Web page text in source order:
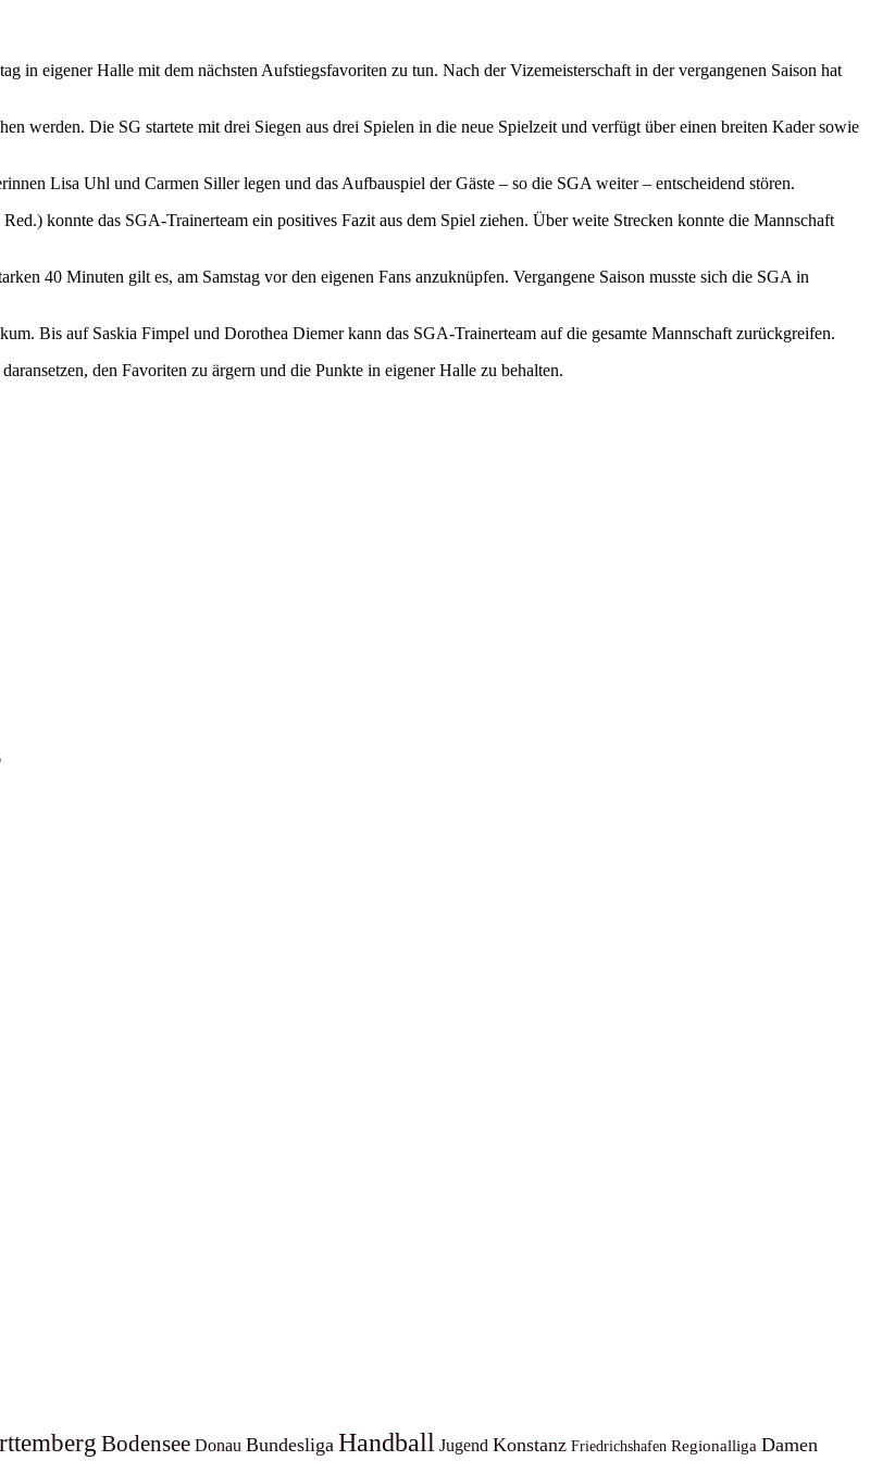
in eigener Halle mit dem nächsten Aufstiegsfavoriten zu tun. Nach der Vizemeisterschaft in der vergangenen Saison hat
werden. Die SG startete mit drei Siegen aus drei Spielen in die neue Spielzeit und verfügt über einen breiten Kader sowie
Lisa Uhl und Carmen Siller legen und das Aufbauspiel der Gäste – so die SGA weiter – entscheidend stören.
konnte das SGA-Trainerteam ein positives Fazit aus dem Spiel ziehen. Über weite Strecken konnte die Mannschaft
40 Minuten gilt es, am Samstag vor den eigenen Fans anzuknüpfen. Vergangene Saison musste sich die SGA in
Bis auf Saskia Fimpel und Dorothea Diemer kann das SGA-Trainerteam auf die gesamte Mannschaft zurückgreifen.
den Favoriten zu ärgern und die Punkte in eigener Halle zu behalten.
Bodensee Donau Bundesliga Handball Jugend Konstanz Friedrichshafen Regionalliga Damen